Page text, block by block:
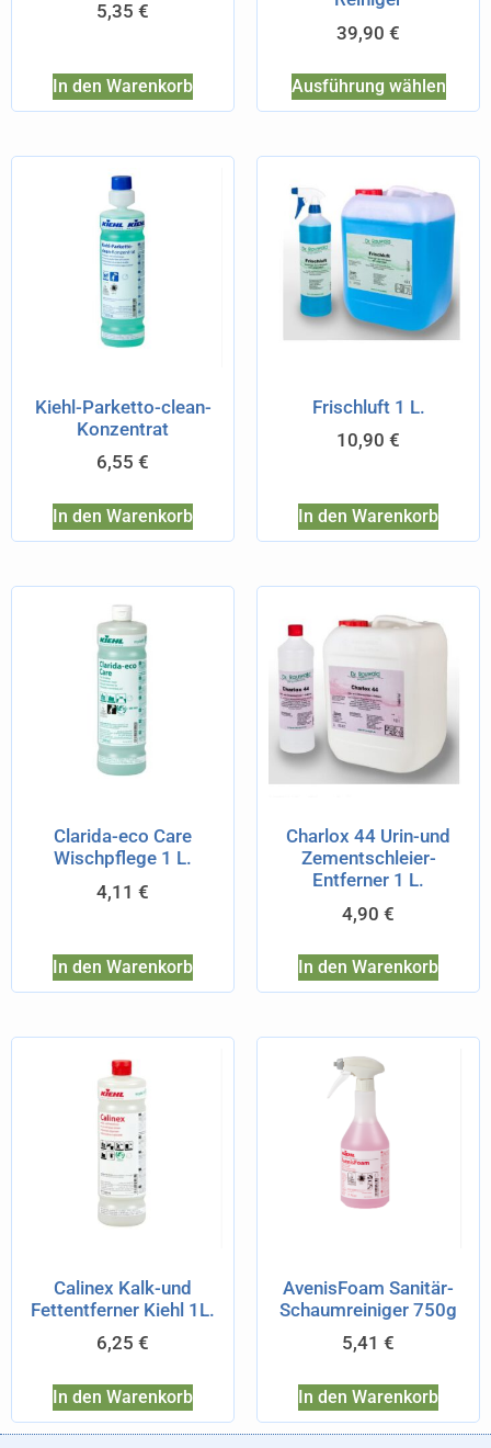
5,35 €
In den Warenkorb
39,90 €
Ausführung wählen
Kiehl-Parketto-clean-
Konzentrat
6,55 €
In den Warenkorb
Frischluft 1 L.
10,90 €
In den Warenkorb
Clarida-eco Care
Wischpflege 1 L.
4,11 €
In den Warenkorb
Charlox 44 Urin-und
Zementschleier-
Entferner 1 L.
4,90 €
In den Warenkorb
Calinex Kalk-und
Fettentferner Kiehl 1L.
6,25 €
In den Warenkorb
AvenisFoam Sanitär-
Schaumreiniger 750g
5,41 €
In den Warenkorb